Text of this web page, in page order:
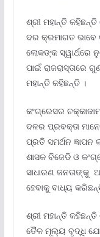
ଶ୍ରୀ ମହାନ୍ତି
ଦର କ୍ରମାଗତ
ଲୋକଙ୍କ ସ୍ୱାର୍ଥରେ
ପାଇଁ ରାଜରାସ୍ତାରେ
ମହାନ୍ତି କହିଛନ୍ତି ।
କଂଗ୍ରେସର
ଦଳର ପ୍ରବକ୍ତା
ପ୍ରତି ସମର୍ଥନ
ଶାସକ ବିଜେଡି ଓ
ସାଧାରଣ ଜନତାଙ୍କୁ
ହେବାକୁ ବାଧ୍ୟ
ଶ୍ରୀ ମହାନ୍ତି
ତୈଳ ମୂଲ୍ୟ ବୃଦ୍ଧି